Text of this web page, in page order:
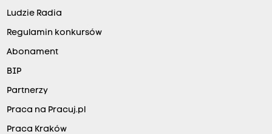
Ludzie Radia
Regulamin konkursów
Abonament
BIP
Partnerzy
Praca na Pracuj.pl
Praca Kraków